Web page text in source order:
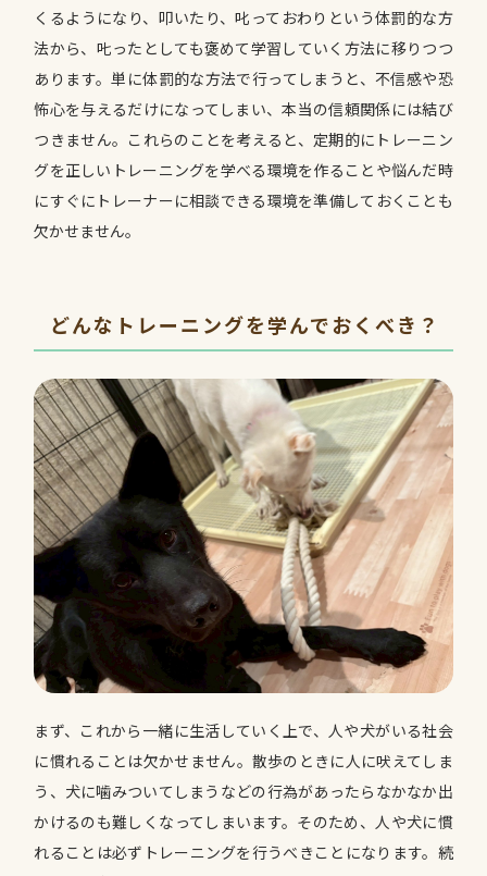
くるようになり、叩いたり、叱っておわりという体罰的な方
法から、𠮟ったとしても褒めて学習していく方法に移りつつ
あります。単に体罰的な方法で行ってしまうと、不信感や恐
怖心を与えるだけになってしまい、本当の信頼関係には結び
つきません。これらのことを考えると、定期的にトレーニン
グを正しいトレーニングを学べる環境を作ることや悩んだ時
にすぐにトレーナーに相談できる環境を準備しておくことも
欠かせません。
どんなトレーニングを学んでおくべき？
まず、これから一緒に生活していく上で、人や犬がいる社会
に慣れることは欠かせません。散歩のときに人に吠えてしま
う、犬に噛みついてしまうなどの行為があったらなかなか出
かけるのも難しくなってしまいます。そのため、人や犬に慣
れることは必ずトレーニングを行うべきことになります。続